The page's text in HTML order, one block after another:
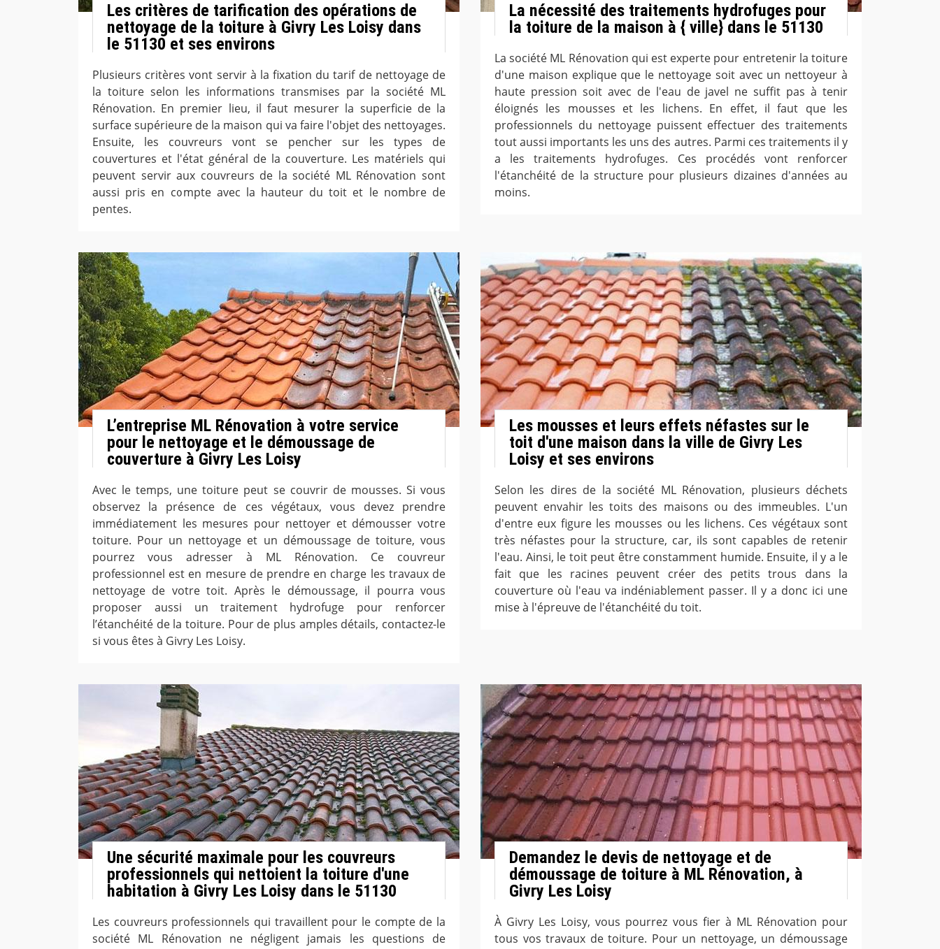
Les critères de tarification des opérations de
nettoyage de la toiture à Givry Les Loisy dans
le 51130 et ses environs
Plusieurs critères vont servir à la fixation du tarif de nettoyage de
la toiture selon les informations transmises par la société ML
Rénovation. En premier lieu, il faut mesurer la superficie de la
surface supérieure de la maison qui va faire l'objet des nettoyages.
Ensuite, les couvreurs vont se pencher sur les types de
couvertures et l'état général de la couverture. Les matériels qui
peuvent servir aux couvreurs de la société ML Rénovation sont
aussi pris en compte avec la hauteur du toit et le nombre de
pentes.
La nécessité des traitements hydrofuges pour
la toiture de la maison à { ville} dans le 51130
La société ML Rénovation qui est experte pour entretenir la toiture
d'une maison explique que le nettoyage soit avec un nettoyeur à
haute pression soit avec de l'eau de javel ne suffit pas à tenir
éloignés les mousses et les lichens. En effet, il faut que les
professionnels du nettoyage puissent effectuer des traitements
tout aussi importants les uns des autres. Parmi ces traitements il y
a les traitements hydrofuges. Ces procédés vont renforcer
l'étanchéité de la structure pour plusieurs dizaines d'années au
moins.
L’entreprise ML Rénovation à votre service
pour le nettoyage et le démoussage de
couverture à Givry Les Loisy
Avec le temps, une toiture peut se couvrir de mousses. Si vous
observez la présence de ces végétaux, vous devez prendre
immédiatement les mesures pour nettoyer et démousser votre
toiture. Pour un nettoyage et un démoussage de toiture, vous
pourrez vous adresser à ML Rénovation. Ce couvreur
professionnel est en mesure de prendre en charge les travaux de
nettoyage de votre toit. Après le démoussage, il pourra vous
proposer aussi un traitement hydrofuge pour renforcer
l’étanchéité de la toiture. Pour de plus amples détails, contactez-le
si vous êtes à Givry Les Loisy.
Les mousses et leurs effets néfastes sur le
toit d'une maison dans la ville de Givry Les
Loisy et ses environs
Selon les dires de la société ML Rénovation, plusieurs déchets
peuvent envahir les toits des maisons ou des immeubles. L'un
d'entre eux figure les mousses ou les lichens. Ces végétaux sont
très néfastes pour la structure, car, ils sont capables de retenir
l'eau. Ainsi, le toit peut être constamment humide. Ensuite, il y a le
fait que les racines peuvent créer des petits trous dans la
couverture où l'eau va indéniablement passer. Il y a donc ici une
mise à l'épreuve de l'étanchéité du toit.
Une sécurité maximale pour les couvreurs
professionnels qui nettoient la toiture d'une
habitation à Givry Les Loisy dans le 51130
Les couvreurs professionnels qui travaillent pour le compte de la
société ML Rénovation ne négligent jamais les questions de
Demandez le devis de nettoyage et de
démoussage de toiture à ML Rénovation, à
Givry Les Loisy
À Givry Les Loisy, vous pourrez vous fier à ML Rénovation pour
tous vos travaux de toiture. Pour un nettoyage, un démoussage